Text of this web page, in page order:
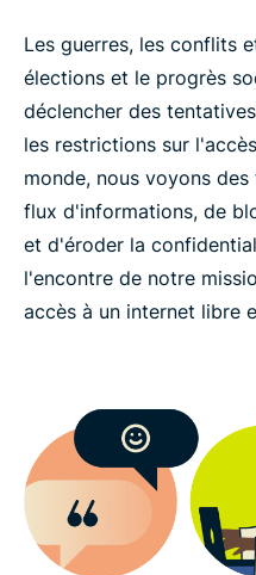
Les guerres, les conflits
élections et le progrès
déclencher des
les restrictions sur
monde, nous voyons
flux d'informations, de
et d'éroder la
l'encontre de notre
accès à un internet libre